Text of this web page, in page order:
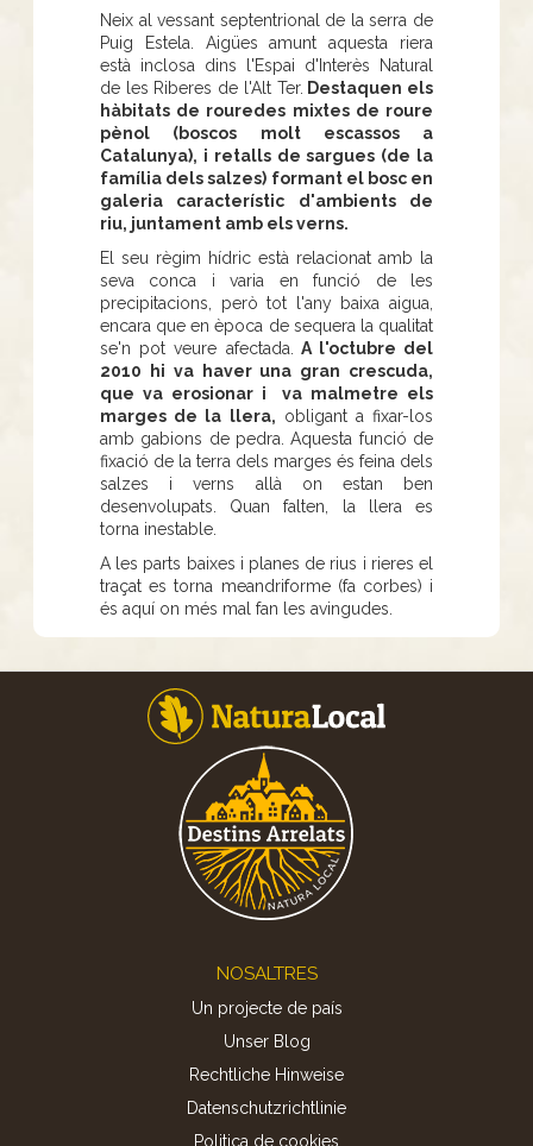
Neix al vessant septentrional de la serra de
Puig Estela. Aigües amunt aquesta riera
està inclosa dins l'Espai d'Interès Natural
de les Riberes de l'Alt Ter. Destaquen els
hàbitats de rouredes mixtes de roure
pènol (boscos molt escassos a
Catalunya), i retalls de sargues (de la
família dels salzes) formant el bosc en
galeria característic d'ambients de
riu, juntament amb els verns.
El seu règim hídric està relacionat amb la
seva conca i varia en funció de les
precipitacions, però tot l'any baixa aigua,
encara que en època de sequera la qualitat
se'n pot veure afectada.
A l'octubre del
2010 hi va haver una gran crescuda,
que va erosionar i va malmetre els
marges de la llera, obligant a fixar-los
amb gabions de pedra. Aquesta funció de
fixació de la terra dels marges és feina dels
salzes i verns allà on estan ben
desenvolupats. Quan falten, la llera es
torna inestable.
A les parts baixes i planes de rius i rieres el
traçat es torna meandriforme (fa corbes) i
és aquí on més mal fan les avingudes.
NOSALTRES
Un projecte de país
Unser Blog
Rechtliche Hinweise
Datenschutzrichtlinie
Politica de cookies